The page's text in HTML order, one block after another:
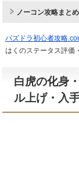
ノーコン攻略まとめ
パズドラ初心者攻略
はくのステータス評価
白虎の化身
ル上げ・入